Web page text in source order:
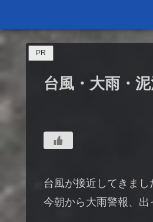
PR
台風・大雨・
台風が接近してきまし
今朝から大雨警報、出